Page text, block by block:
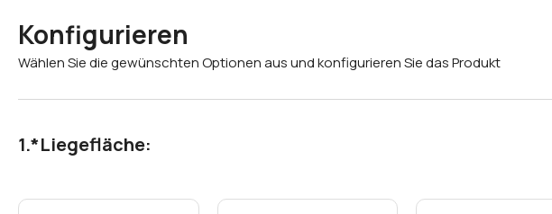
Konfigurieren
Wählen Sie die gewünschten Optionen aus und konfigurieren Sie das Produkt
*Liegefläche: